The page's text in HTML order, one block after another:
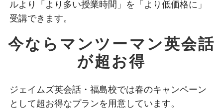
ルより「より多い授業時間」を「より低価格に」
受講できます。
今ならマンツーマン英会話
が超お得
ジェイムズ英会話・福島校では春のキャンペーン
として超お得なプランを用意しています。